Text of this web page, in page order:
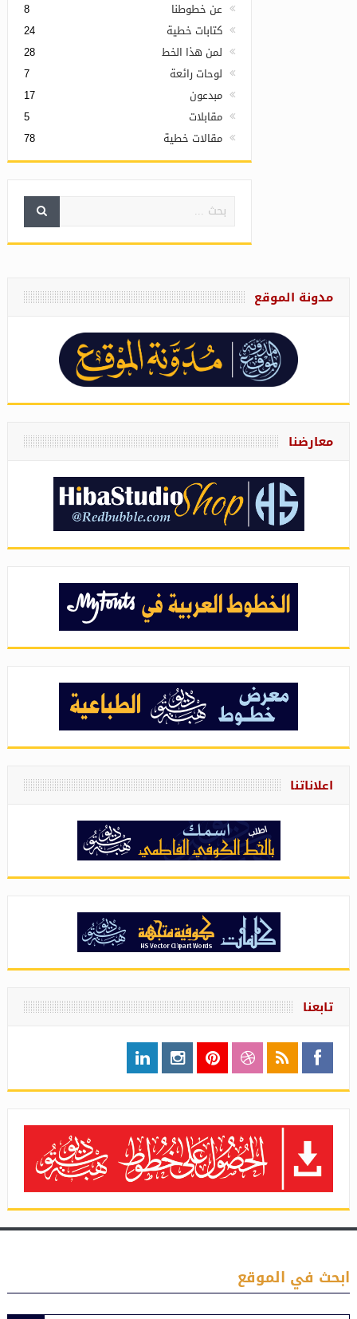
عن خطوطنا 8
كتابات خطية 24
لمن هذا الخط 28
لوحات رائعة 7
مبدعون 17
مقابلات 5
مقالات خطية 78
مدونة الموقع
معارضنا
اعلاناتنا
تابعنا
ابحث في الموقع